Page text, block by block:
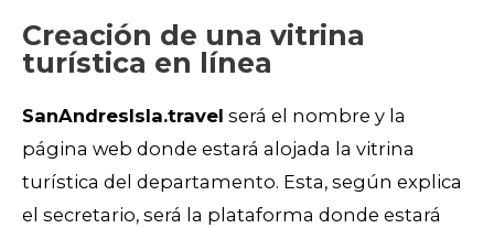
Creación de una vitrina
turística en línea
SanAndresIsla.travel será el nombre y la
página web donde estará alojada la vitrina
turística del departamento. Esta, según explica
el secretario, será la plataforma donde estará